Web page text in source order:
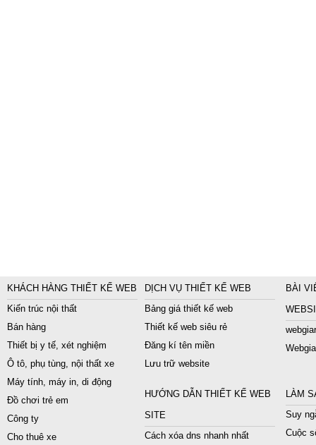
KHÁCH HÀNG THIẾT KẾ WEB
Kiến trúc nội thất
Bán hàng
Thiết bị y tế, xét nghiệm
Ô tô, phụ tùng, nội thất xe
Máy tính, máy in, di động
Đồ chơi trẻ em
Công ty
Cho thuê xe
DỊCH VỤ THIẾT KẾ WEB
Bảng giá thiết kế web
Thiết kế web siêu rẻ
Đăng kí tên miền
Lưu trữ website
BÀI
HƯỚNG DẪN THIẾT KẾ WEB
SITE
Cách xóa dns nhanh nhất
LÀM
Suy
Cuộc